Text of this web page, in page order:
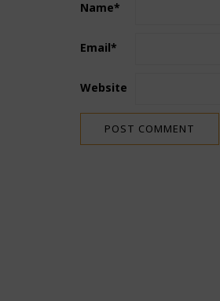
Name*
Email*
Website